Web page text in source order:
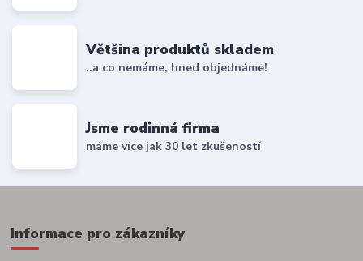
Většina produktů skladem
..a co nemáme, hned objednáme!
Jsme rodinná firma
máme více jak 30 let zkušeností
Informace pro zákazníky